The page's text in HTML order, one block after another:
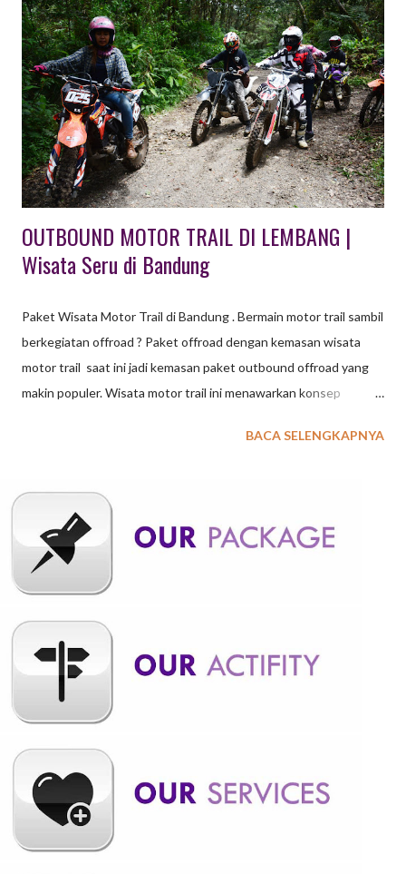
bagi Anda yang berencana berwisata dengan konsep
pegunungan. 36 TEMPAT WISATA DAN OUTBOUND DI
LEMBANG BANDUNG Lembang, Bandung, menawarkan
berbagai tempat wisata outbound seru, mulai dari hutan pinus
hingga wahana permainan, yang cocok untuk gathering
perusahaan, sekolah, atau keluarga. Tempat unggulan mencakup
Taman Wisata Grafika Cikole dan Orchid Forest Cikole untuk
aktivitas alam yang lengkap, serta Bandung Treetop da...
OUTBOUND MOTOR TRAIL DI LEMBANG |
Wisata Seru di Bandung
Paket Wisata Motor Trail di Bandung . Bermain motor trail sambil
berkegiatan offroad ? Paket offroad dengan kemasan wisata
motor trail saat ini jadi kemasan paket outbound offroad yang
makin populer. Wisata motor trail ini menawarkan konsep
motor trail sebagai salah satu kemasan wisata paket baru di
bedanya dengan motocross. Motor Trail merupakan motor
allroad atau dual sport. Karena Motor Trail bisa dipakai di jalan
raya dan juga untuk offroad. Bagi orang awam, motor trail dan,
motorcross, pasti terlihat sama saja karena memang sekilas
bentuknya mirip. Dari segi penampilan, fisik ketiga jenis motor ini
memang mirip misalnya body yang ramping dan tinggi,
penggunaan spakbor yang khas, dan juga bunyinya yang nyaring.
MOTOR TRAIL : BISA DIGUNAKAN DI JALAN RAYA Motor trail
disebut juga dengan dual sport atau motor all road. Ini karena
motor ini m...
BACA SELENGKAPNYA